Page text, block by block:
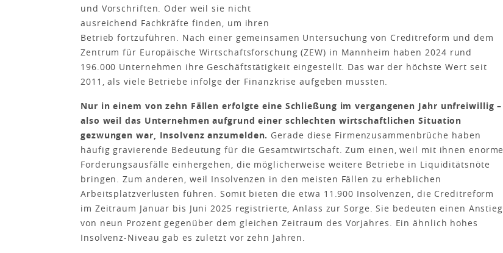
und Vorschriften. Oder weil sie nicht
ausreichend Fachkräfte finden, um ihren
Betrieb fortzuführen. Nach einer gemeinsamen Untersuchung von Creditreform und dem
Zentrum für Europäische Wirtschaftsforschung (ZEW) in Mannheim haben 2024 rund
196.000 Unternehmen ihre Geschäftstätigkeit eingestellt. Das war der höchste Wert seit
2011, als viele Betriebe infolge der Finanzkrise aufgeben mussten.
Nur in einem von zehn Fällen erfolgte eine Schließung im vergangenen Jahr unfreiwillig –
also weil das Unternehmen aufgrund einer schlechten wirtschaftlichen Situation
gezwungen war, Insolvenz anzumelden. Gerade diese Firmenzusammenbrüche haben
häufig gravierende Bedeutung für die Gesamtwirtschaft. Zum einen, weil mit ihnen enorme
Forderungsausfälle einhergehen, die möglicherweise weitere Betriebe in Liquiditätsnöte
bringen. Zum anderen, weil Insolvenzen in den meisten Fällen zu erheblichen
Arbeitsplatzverlusten führen. Somit bieten die etwa 11.900 Insolvenzen, die Creditreform
im Zeitraum Januar bis Juni 2025 registrierte, Anlass zur Sorge. Sie bedeuten einen Anstieg
von neun Prozent gegenüber dem gleichen Zeitraum des Vorjahres. Ein ähnlich hohes
Insolvenz-Niveau gab es zuletzt vor zehn Jahren.